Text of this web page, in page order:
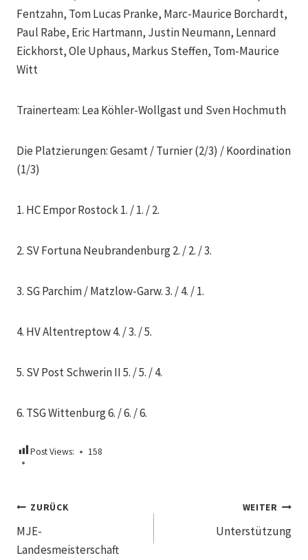
Fentzahn, Tom Lucas Pranke, Marc-Maurice Borchardt,
Paul Rabe, Eric Hartmann, Justin Neumann, Lennard
Eickhorst, Ole Uphaus, Markus Steffen, Tom-Maurice
Witt
Trainerteam: Lea Köhler-Wollgast und Sven Hochmuth
Die Platzierungen: Gesamt / Turnier (2/3) / Koordination
(1/3)
1. HC Empor Rostock 1. / 1. / 2.
2. SV Fortuna Neubrandenburg 2. / 2. / 3.
3. SG Parchim / Matzlow-Garw. 3. / 4. / 1.
4. HV Altentreptow 4. / 3. / 5.
5. SV Post Schwerin II 5. / 5. / 4.
6. TSG Wittenburg 6. / 6. / 6.
Post Views: 158
Beitragsnavigation
ZURÜCK
MJE-
Landesmeisterschaft
WEITER
Unterstützung